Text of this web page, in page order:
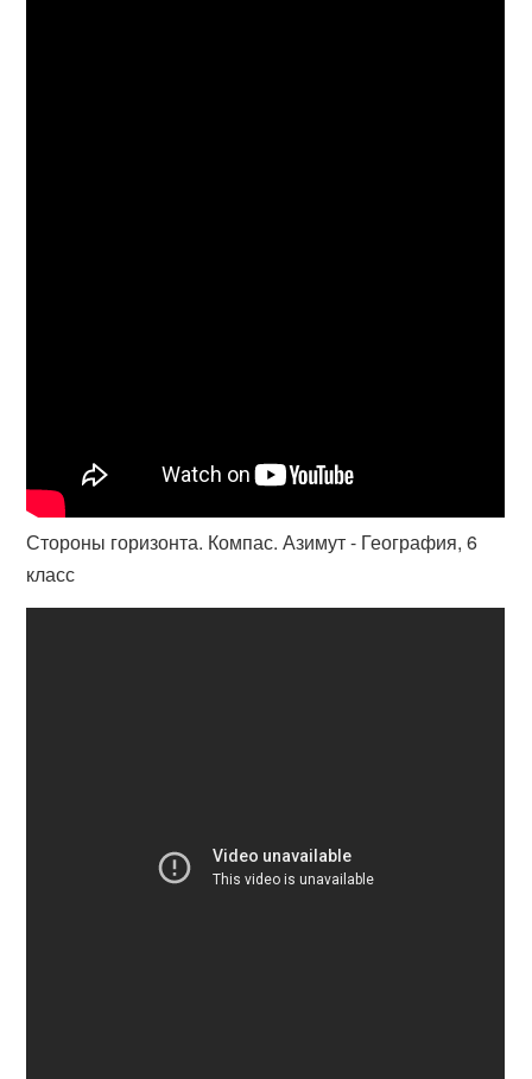
Стороны горизонта. Компас. Азимут - География, 6
класс